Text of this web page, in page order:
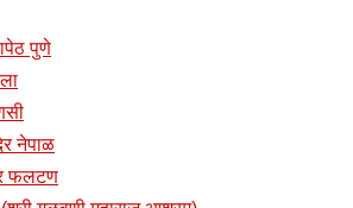
पुणे
नेपाळ
फलटण